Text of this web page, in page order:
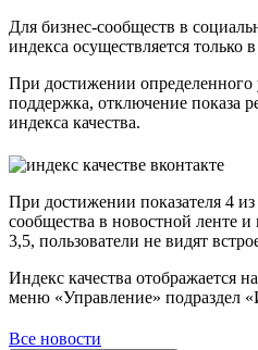
Для бизнес-сообществ в
индекса осуществляется только
При достижении определенного
поддержка, отключение показа
индекса качества.
При достижении показателя 4
сообщества в новостной ленте
3,5, пользователи не видят
Индекс качества отображается
меню «Управление» подраздел
Все новости